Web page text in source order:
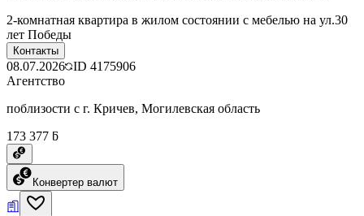
2-комнатная квартира в жилом состоянии с мебелью на ул.30
лет Победы
Контакты
08.07.2026 ID 4175906
Агентство
поблизости с г. Кричев, Могилевская область
173 377 ƃ
Конвертер валют